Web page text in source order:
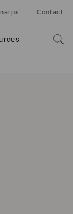
Contact